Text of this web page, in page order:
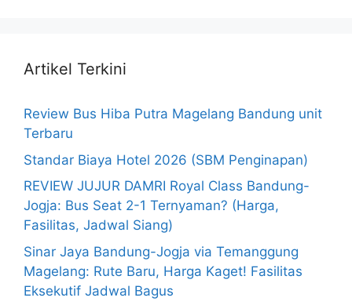
Artikel Terkini
Review Bus Hiba Putra Magelang Bandung unit
Terbaru
Standar Biaya Hotel 2026 (SBM Penginapan)
REVIEW JUJUR DAMRI Royal Class Bandung-
Jogja: Bus Seat 2-1 Ternyaman? (Harga,
Fasilitas, Jadwal Siang)
Sinar Jaya Bandung-Jogja via Temanggung
Magelang: Rute Baru, Harga Kaget! Fasilitas
Eksekutif Jadwal Bagus